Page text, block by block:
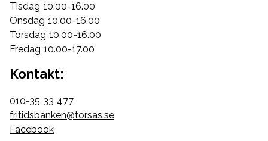
Tisdag 10.00-16.00
Onsdag 10.00-16.00
Torsdag 10.00-16.00
Fredag 10.00-17.00
Kontakt:
010-35 33 477
fritidsbanken@torsas.se
Facebook